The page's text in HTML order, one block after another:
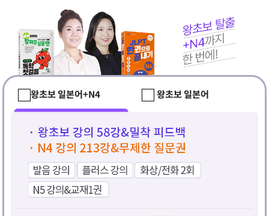
왕초보 일본어+N4 왕초보 일본어